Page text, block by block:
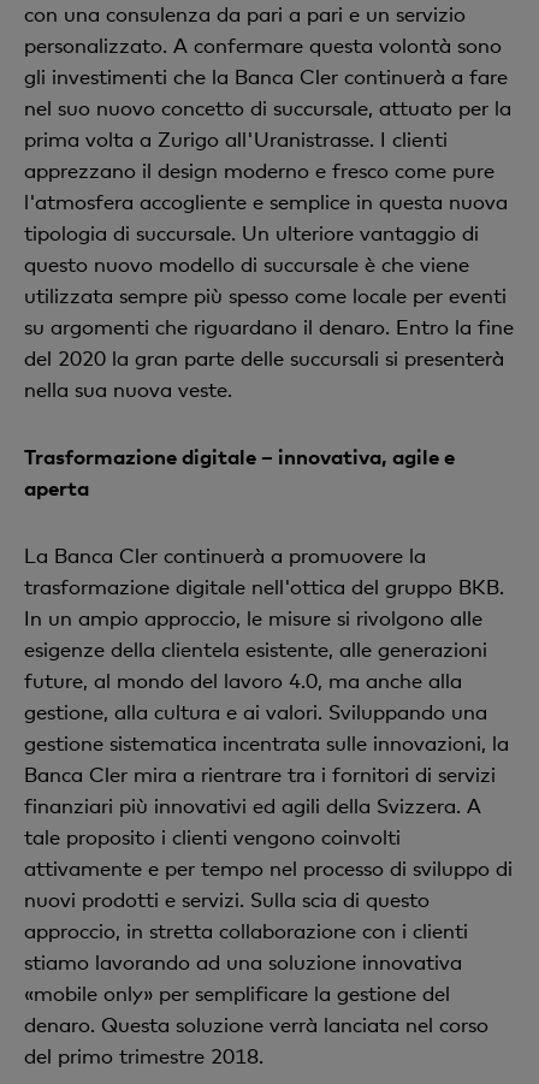
con una consulenza da pari a pari e un servizio
personalizzato. A confermare questa volontà sono
gli investimenti che la Banca Cler continuerà a fare
nel suo nuovo concetto di succursale, attuato per la
prima volta a Zurigo all'Uranistrasse. I clienti
apprezzano il design moderno e fresco come pure
l'atmosfera accogliente e semplice in questa nuova
tipologia di succursale. Un ulteriore vantaggio di
questo nuovo modello di succursale è che viene
utilizzata sempre più spesso come locale per eventi
su argomenti che riguardano il denaro. Entro la fine
del 2020 la gran parte delle succursali si presenterà
nella sua nuova veste.
Trasformazione digitale – innovativa, agile e
aperta
La Banca Cler continuerà a promuovere la
trasformazione digitale nell'ottica del gruppo BKB.
In un ampio approccio, le misure si rivolgono alle
esigenze della clientela esistente, alle generazioni
future, al mondo del lavoro 4.0, ma anche alla
gestione, alla cultura e ai valori. Sviluppando una
gestione sistematica incentrata sulle innovazioni, la
Banca Cler mira a rientrare tra i fornitori di servizi
finanziari più innovativi ed agili della Svizzera. A
tale proposito i clienti vengono coinvolti
attivamente e per tempo nel processo di sviluppo di
nuovi prodotti e servizi. Sulla scia di questo
approccio, in stretta collaborazione con i clienti
stiamo lavorando ad una soluzione innovativa
«mobile only» per semplificare la gestione del
denaro. Questa soluzione verrà lanciata nel corso
del primo trimestre 2018.